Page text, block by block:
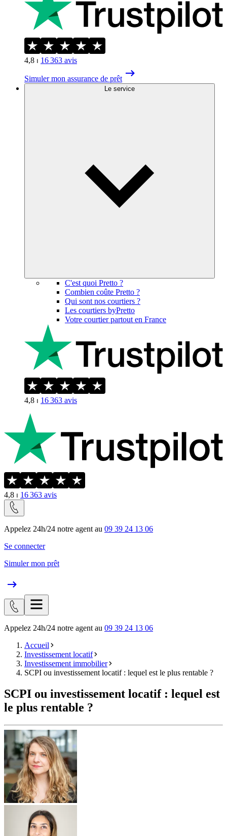
4,8 ⏐ 16 363 avis
Simuler mon assurance de prêt
Le service
C'est quoi Pretto ?
Combien coûte Pretto ?
Qui sont nos courtiers ?
Les courtiers byPretto
Votre courtier partout en France
4,8 ⏐ 16 363 avis
4,8 ⏐ 16 363 avis
Appelez 24h/24 notre agent au 09 39 24 13 06
Se connecter
Simuler mon prêt
Appelez 24h/24 notre agent au 09 39 24 13 06
Accueil
Investissement locatif
Investissement immobilier
SCPI ou investissement locatif : lequel est le plus rentable ?
SCPI ou investissement locatif : lequel est
le plus rentable ?